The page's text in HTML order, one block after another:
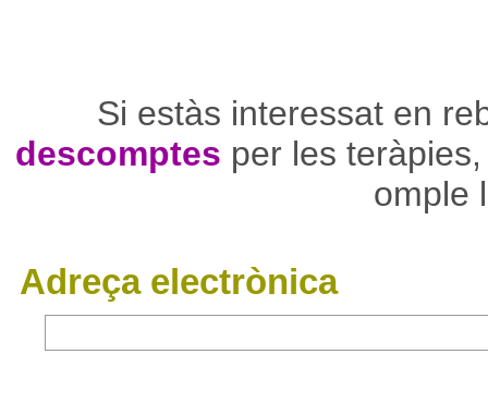
Si estàs interessat en
descomptes per les
omple
Adreça electrònica